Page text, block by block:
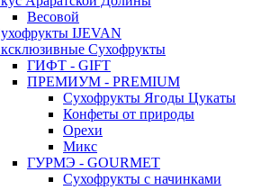
Весовой
IJEVAN
Сухофрукты
ГИФТ - GIFT
ПРЕМИУМ - PREMIUM
Сухофрукты Ягоды Цукаты
Конфеты от природы
Орехи
Микс
ГУРМЭ - GOURMET
Сухофрукты с начинками